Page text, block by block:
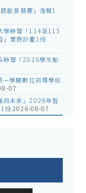
創意競賽」海報1
學辦理「114至115
」實施計畫1份
辦理「2026學生船
學期數位前導學校
07
向未來」2026年智
份2026-08-07